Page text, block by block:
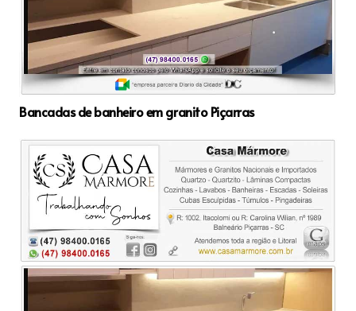
Bancadas de banheiro em granito Piçarras